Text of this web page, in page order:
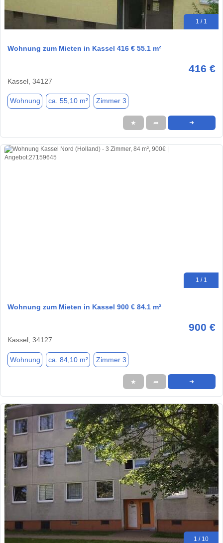
1 / 1
Wohnung zum Mieten in Kassel 416 € 55.1 m²
416 €
Kassel, 34127
Wohnung ca. 55,10 m² Zimmer 3
★ ➦ ➜
1 / 1
Wohnung zum Mieten in Kassel 900 € 84.1 m²
900 €
Kassel, 34127
Wohnung ca. 84,10 m² Zimmer 3
★ ➦ ➜
1 / 10